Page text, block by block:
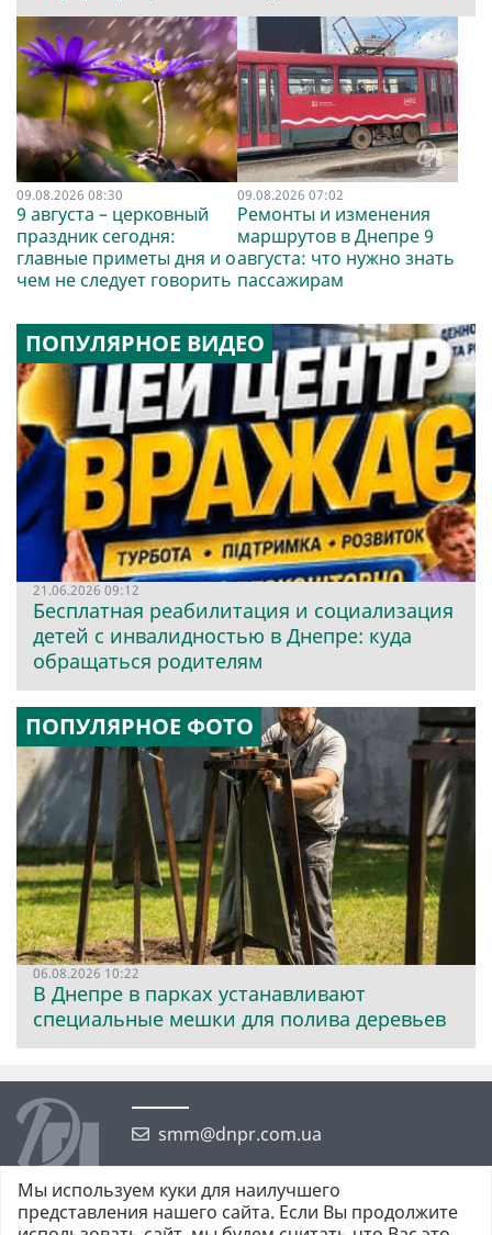
09.08.2026 08:30
9 августа – церковный
праздник сегодня:
главные приметы дня и о
чем не следует говорить
09.08.2026 07:02
Ремонты и изменения
маршрутов в Днепре 9
августа: что нужно знать
пассажирам
ПОПУЛЯРНОЕ ВИДЕО
21.06.2026 09:12
Бесплатная реабилитация и социализация
детей с инвалидностью в Днепре: куда
обращаться родителям
ПОПУЛЯРНОЕ ФОТО
06.08.2026 10:22
В Днепре в парках устанавливают
специальные мешки для полива деревьев
smm@dnpr.com.ua
Мы используем куки для наилучшего
представления нашего сайта. Если Вы продолжите